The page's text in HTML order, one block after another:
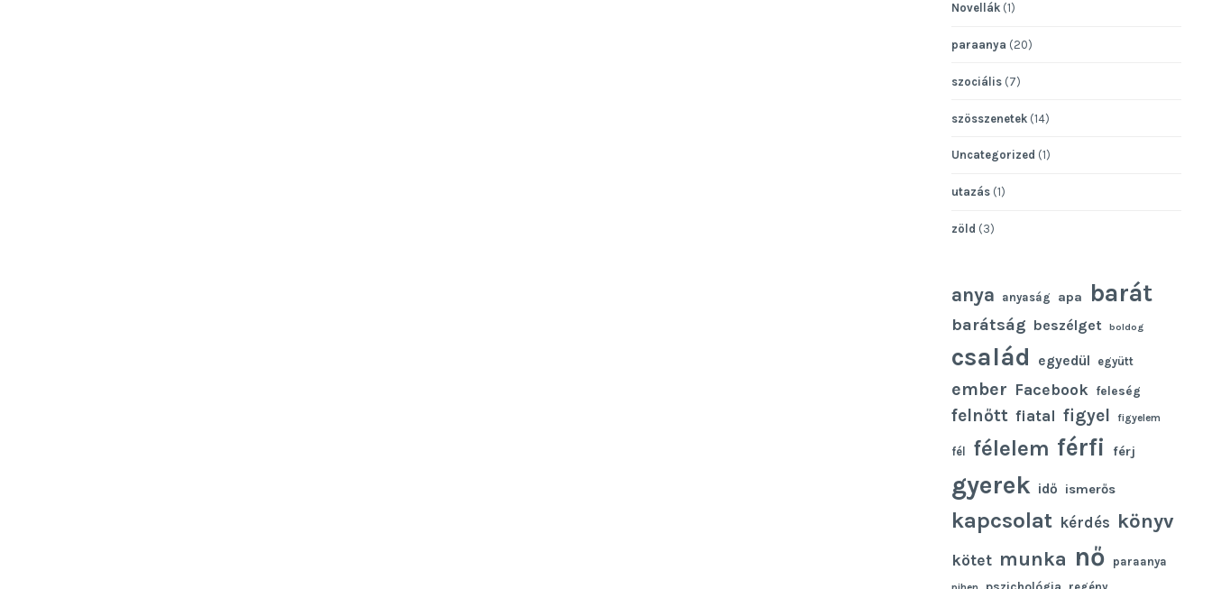
Novellák (1)
paraanya (20)
szociális (7)
szösszenetek (14)
Uncategorized (1)
utazás (1)
zöld (3)
anya anyaság apa barát
barátság beszélget boldog
család egyedül együtt
ember Facebook feleség
felnőtt fiatal figyel figyelem
fél félelem férfi férj
gyerek idő ismerős
kapcsolat kérdés könyv
kötet munka nő paraanya
pszichológia regény